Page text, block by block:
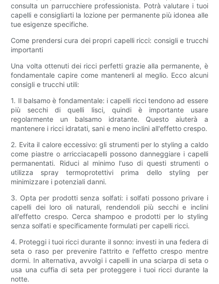
consulta un parrucchiere professionista. Potrà valutare i tuoi
capelli e consigliarti la lozione per permanente più idonea alle
tue esigenze specifiche.
Come prendersi cura dei propri capelli ricci: consigli e trucchi
importanti
Una volta ottenuti dei ricci perfetti grazie alla permanente, è
fondamentale capire come mantenerli al meglio. Ecco alcuni
consigli e trucchi utili:
1. Il balsamo è fondamentale: i capelli ricci tendono ad essere
più secchi di quelli lisci, quindi è importante usare
regolarmente un balsamo idratante. Questo aiuterà a
mantenere i ricci idratati, sani e meno inclini all'effetto crespo.
2. Evita il calore eccessivo: gli strumenti per lo styling a caldo
come piastre o arricciacapelli possono danneggiare i capelli
permanentati. Riduci al minimo l'uso di questi strumenti o
utilizza spray termoprotettivi prima dello styling per
minimizzare i potenziali danni.
3. Opta per prodotti senza solfati: i solfati possono privare i
capelli dei loro oli naturali, rendendoli più secchi e inclini
all'effetto crespo. Cerca shampoo e prodotti per lo styling
senza solfati e specificamente formulati per capelli ricci.
4. Proteggi i tuoi ricci durante il sonno: investi in una federa di
seta o raso per prevenire l'attrito e l'effetto crespo mentre
dormi. In alternativa, avvolgi i capelli in una sciarpa di seta o
usa una cuffia di seta per proteggere i tuoi ricci durante la
notte.